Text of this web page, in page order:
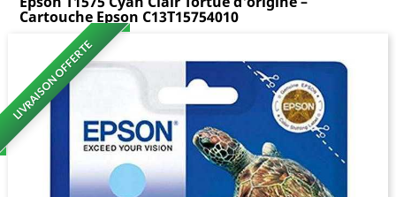
Cartouche Epson C13T15754010
LIVRAISON OFFERTE